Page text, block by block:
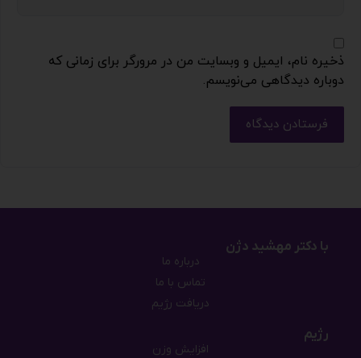
ذخیره نام، ایمیل و وبسایت من در مرورگر برای زمانی که
دوباره دیدگاهی می‌نویسم.
فرستادن دیدگاه
با دکتر مهشید دژن
درباره ما
تماس با ما
دریافت رژیم
رژیم
افزایش وزن